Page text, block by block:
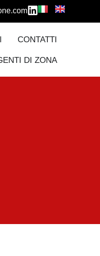
CONTATTI
DI ZONA